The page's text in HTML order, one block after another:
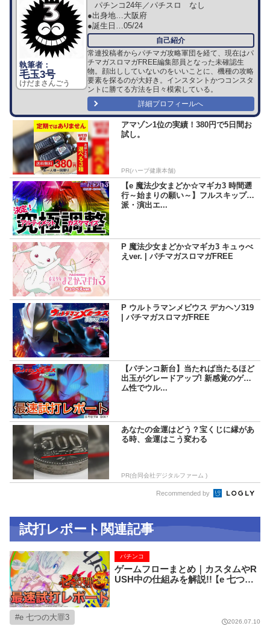
毛玉3号
けだまさんごう
パチンコ24年／パチスロ なし
●出身地… 大阪府
●誕生日… 05/24
常連投稿者からパチマガ攻略軍団を経て、現在はパ
チマガスロマガFREE編集部員となった未確認生
物。顔出ししていないのをいいことに、機種の攻略
要素を探るのが大好き。インスタントかつコンスタ
ントに勝てる方法を日々模索している。
詳細プロフィールへ
アマゾン1位の実績！380円で5日間お
試し。
PR(ハーブ健康本舗)
【e 魔法少女まどか☆マギカ3 時間遡
行～始まりの願い～】フルスキップ
派・演出エ...
P 魔法少女まどか☆マギカ3 キュゥべ
えver. | パチマガスロマガFREE
P ウルトラマンメビウス デカヘソ319
| パチマガスロマガFREE
【パチンコ新台】当たれば当たるほど
出玉がグレードアップ! 新感覚のゲー
ム性でウル...
あなたの金運はどう？宝くじに縁があ
る時、金運はこう変わる
PR(合同会社デジタルファーム )
Recommended by
試打レポート関連記事
ゲームフローまとめ｜カスタムやR
USH中の仕組みを解説!! 【e 七つの
パチンコ
e 七つの大罪3 2026.07.10